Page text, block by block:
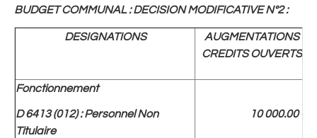
BUDGET COMMUNAL : DECISION MODIFICATIVE N°2:
DESIGNATIONS
AUGMENTATIONS
CREDITS OUVERTS
Fonctionnement
D 6413 (012) : Personnel Non
Titulaire
10 000.00 €